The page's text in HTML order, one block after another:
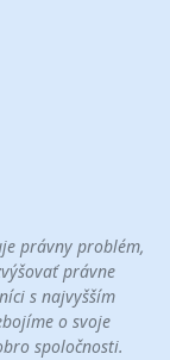
právny problém,
právne
s najvyšším
o svoje
spoločnosti.